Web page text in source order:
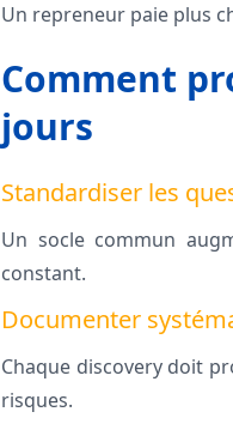
Un repreneur paie plus
Comment
jours
Standardiser les
Un socle commun
constant.
Documenter
Chaque discovery doit
risques.